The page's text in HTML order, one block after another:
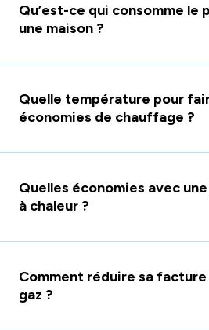
Qu’est-ce qui consomme le
une maison ?
Quelle température pour
économies de chauffage ?
Quelles économies avec
à chaleur ?
Comment réduire sa facture
gaz ?